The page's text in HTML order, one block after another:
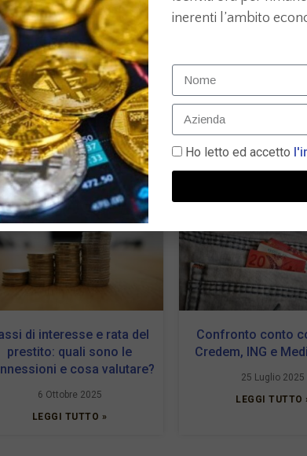
di interesse e rata del
prestito: quali sono le
e cosa valutare?
6 Ottobre 2025
LEGGI TUTTO »
Confronto conto
Credem, ING e
25 Luglio 2025
LEGGI TUTTO
inerenti l’ambito
Ho letto ed accetto